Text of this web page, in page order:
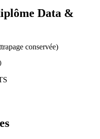
Data &
conservée)